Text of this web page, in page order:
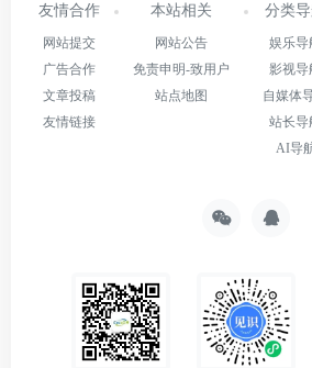
友情合作
网站提交
广告合作
文章投稿
友情链接
本站相关
网站公告
免责申明-致用户
站点地图
分类
娱乐导
影视导
自媒体
站长导
AI导